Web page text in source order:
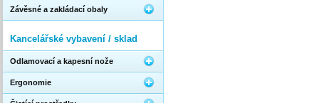
Závěsné a zakládací obaly
Kancelářské vybavení / sklad
Odlamovací a kapesní nože
Ergonomie